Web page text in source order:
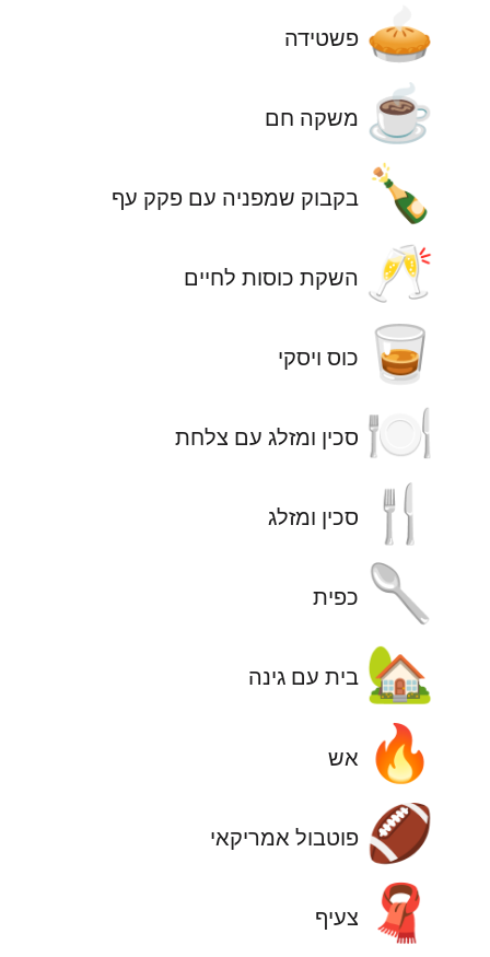
🥧 פשטידה
☕ משקה חם
🍾 בקבוק שמפניה עם פקק עף
🥂 השקת כוסות לחיים
🥃 כוס ויסקי
🍽️ סכין ומזלג עם צלחת
🍴 סכין ומזלג
🥄 כפית
🏡 בית עם גינה
🔥 אש
🏈 פוטבול אמריקאי
🧣 צעיף